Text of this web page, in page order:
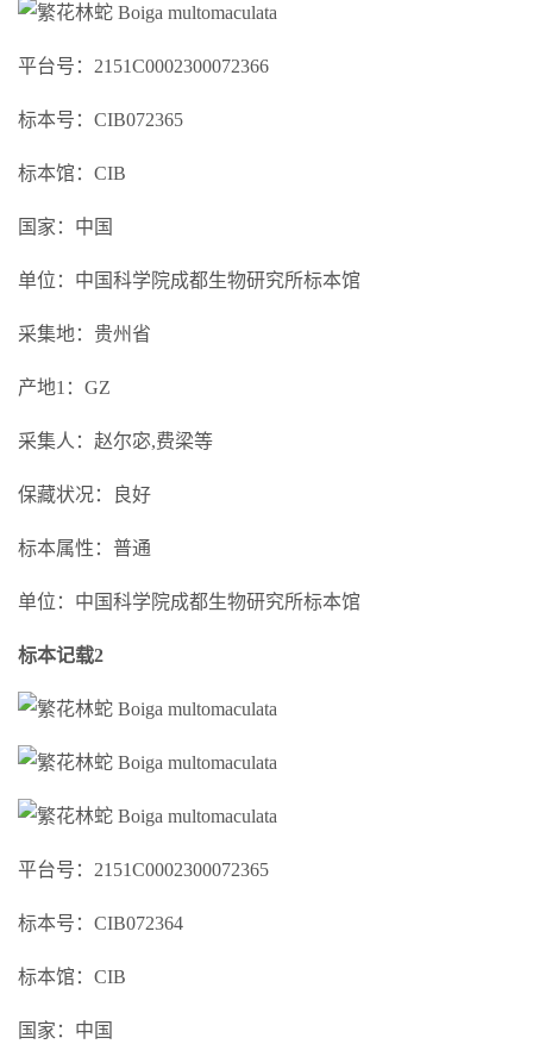
平台号：2151C0002300072366
标本号：CIB072365
标本馆：CIB
国家：中国
单位：中国科学院成都生物研究所标本馆
采集地：贵州省
产地1：GZ
采集人：赵尔宓,费梁等
保藏状况：良好
标本属性：普通
单位：中国科学院成都生物研究所标本馆
标本记载2
平台号：2151C0002300072365
标本号：CIB072364
标本馆：CIB
国家：中国